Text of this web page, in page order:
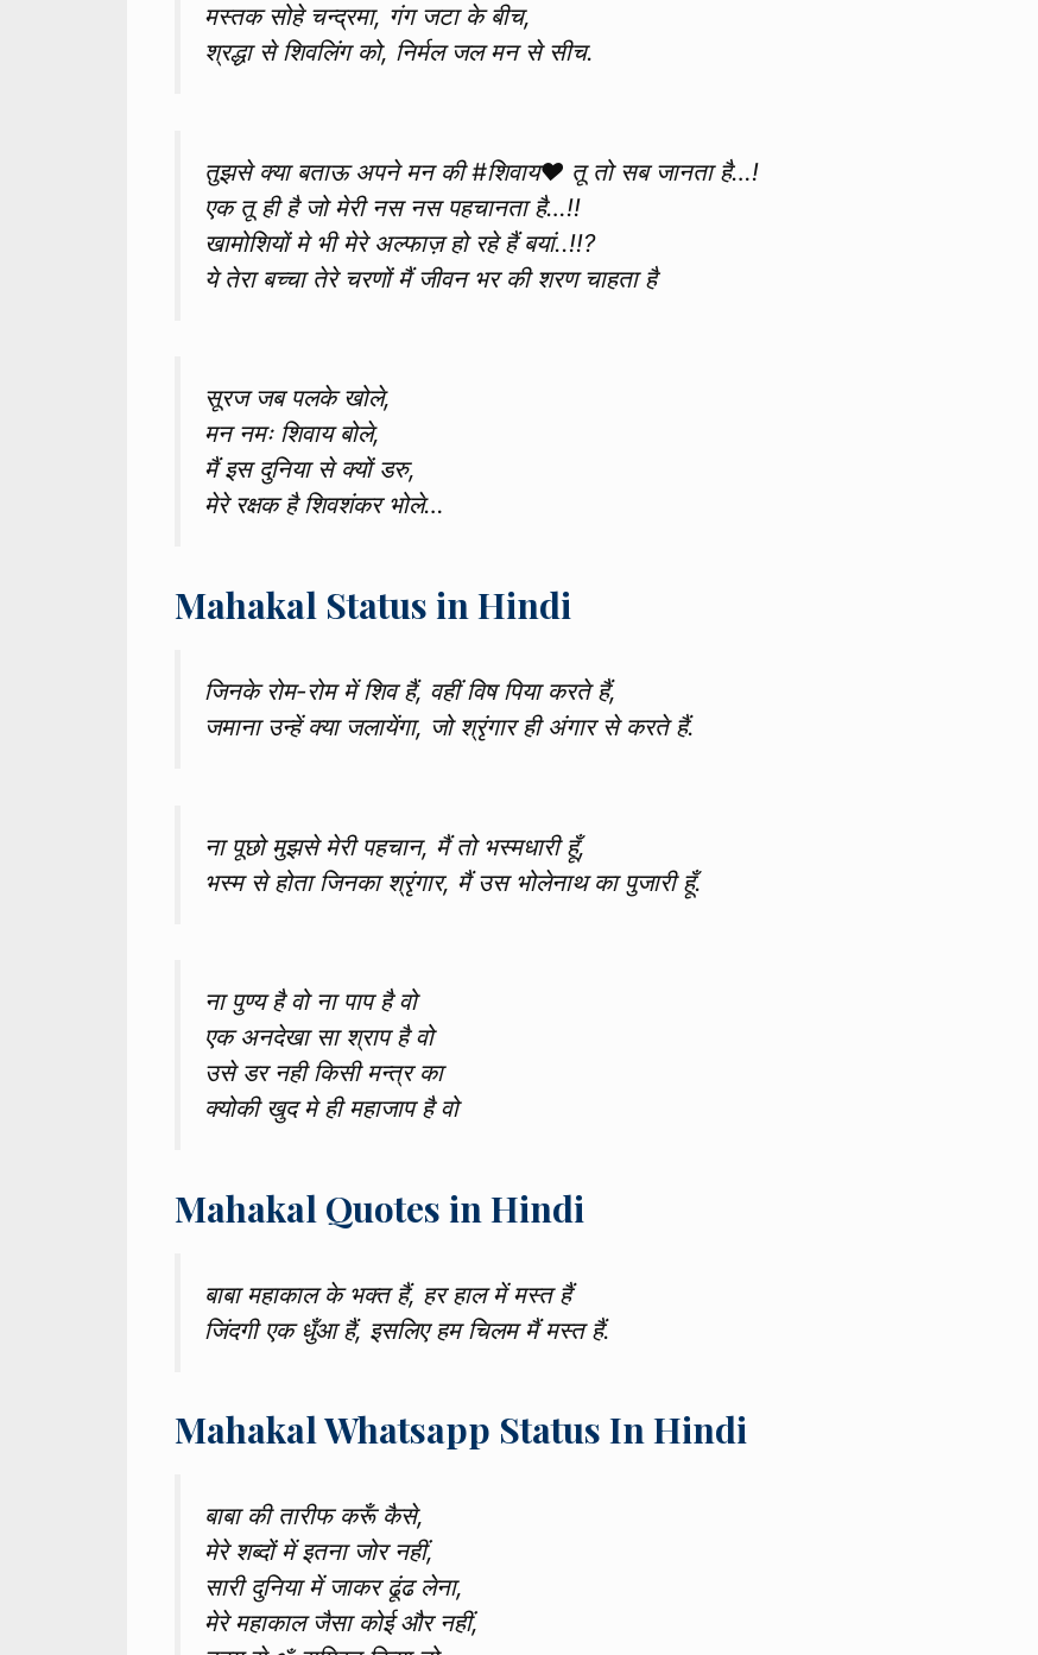
मस्तक सोहे ‪चन्द्रमा‬, गंग ‪‎जटा‬ के बीच,‬‬
श्रद्धा‬ से ‪‎शिवलिंग‬ को, निर्मल जल मन से सीच.‬
तुझसे क्या बताऊ अपने मन की #शिवाय♥️ तू तो सब जानता है…!
एक तू ही है जो मेरी नस नस पहचानता है…!!
खामोशियों मे भी मेरे अल्फाज़ हो रहे हैं बयां..!!?
ये तेरा बच्चा तेरे चरणों मैं जीवन भर की शरण चाहता है
सूरज जब पलके खोले,
मन नमः शिवाय बोले,
मैं इस दुनिया से क्यों डरु,
मेरे रक्षक है शिवशंकर भोले…
Mahakal Status in Hindi
जिनके रोम-रोम में शिव हैं, वहीं विष पिया करते हैं,
जमाना उन्हें क्या जलायेंगा, जो श्रृंगार ही अंगार से करते हैं.
ना पूछो मुझसे मेरी पहचान, मैं तो भस्मधारी हूँ,
भस्म से होता जिनका श्रृंगार, मैं उस भोलेनाथ का पुजारी हूँ.
ना पुण्य है वो ना पाप है वो
एक अनदेखा सा श्राप है वो
उसे डर नही किसी मन्त्र का
क्योकी खुद मे ही महाजाप है वो
Mahakal Quotes in Hindi
बाबा महाकाल के भक्त हैं, हर हाल में मस्त हैं
जिंदगी एक धुँआ हैं, इसलिए हम चिलम मैं मस्त हैं.
Mahakal Whatsapp Status In Hindi
बाबा की तारीफ करूँ कैसे,
मेरे शब्दों में इतना जोर नहीं,
सारी दुनिया में जाकर ढूंढ लेना,
मेरे महाकाल जैसा कोई और नहीं,